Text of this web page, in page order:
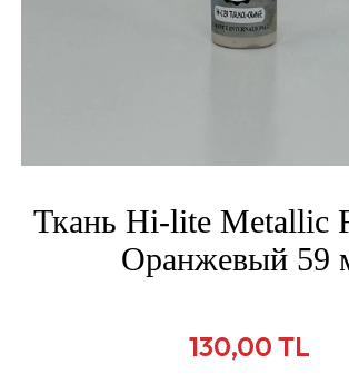
Ткань Hi-lite Metallic
Оранжевый 59
130,00 TL